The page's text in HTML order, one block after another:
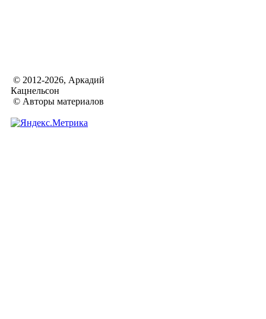
© 2012-2026, Аркадий
Кацнельсон
© Авторы материалов